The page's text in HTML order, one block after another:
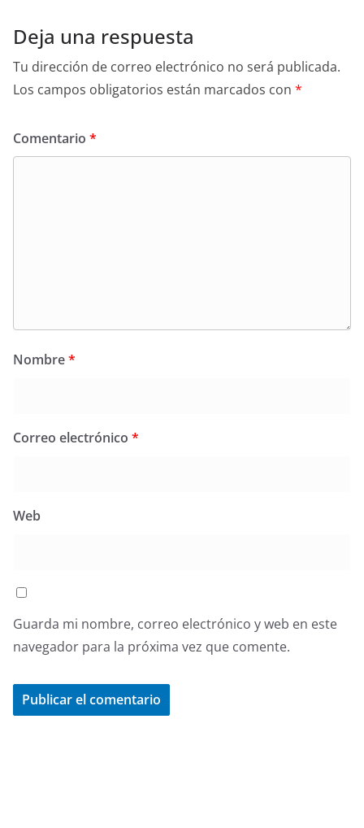
Deja una respuesta
Tu dirección de correo electrónico no será publicada.
Los campos obligatorios están marcados con *
Comentario *
Nombre*
Correo electrónico *
Web
Guarda mi nombre, correo electrónico y web en este
navegador para la próxima vez que comente.